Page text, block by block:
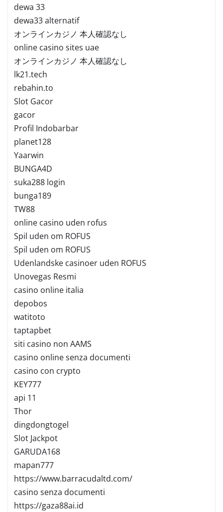
dewa 33
dewa33 alternatif
オンラインカジノ 本人確認なし
online casino sites uae
オンラインカジノ 本人確認なし
lk21.tech
rebahin.to
Slot Gacor
gacor
Profil Indobarbar
planet128
Yaarwin
BUNGA4D
suka288 login
bunga189
TW88
online casino uden rofus
Spil uden om ROFUS
Spil uden om ROFUS
Udenlandske casinoer uden ROFUS
Unovegas Resmi
casino online italia
depobos
watitoto
taptapbet
siti casino non AAMS
casino online senza documenti
casino con crypto
KEY777
api 11
Thor
dingdongtogel
Slot Jackpot
GARUDA168
mapan777
https://www.barracudaltd.com/
casino senza documenti
https://gaza88ai.id